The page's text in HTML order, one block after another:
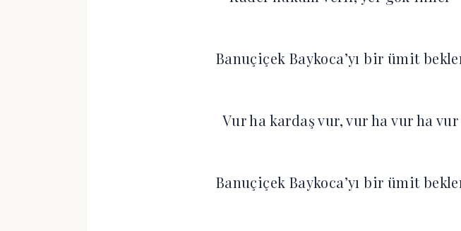
Banuçiçek Baykoca’yı bir ümit
Vur ha kardaş vur, vur ha vur ha vur
Banuçiçek Baykoca’yı bir ümit